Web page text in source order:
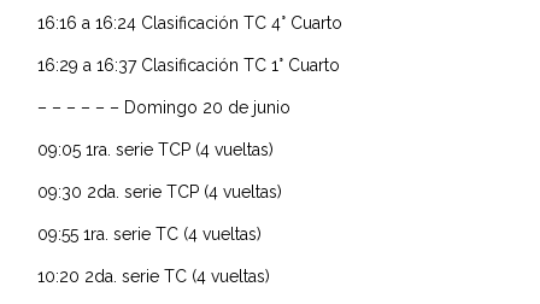
16:16 a 16:24 Clasificación TC 4° Cuarto
16:29 a 16:37 Clasificación TC 1° Cuarto
– – – – – – Domingo 20 de junio
09:05 1ra. serie TCP (4 vueltas)
09:30 2da. serie TCP (4 vueltas)
09:55 1ra. serie TC (4 vueltas)
10:20 2da. serie TC (4 vueltas)